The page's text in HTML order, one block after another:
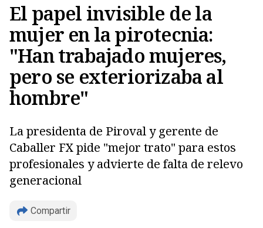
El papel invisible de la
mujer en la pirotecnia:
"Han trabajado mujeres,
pero se exteriorizaba al
hombre"
La presidenta de Piroval y gerente de
Caballer FX pide "mejor trato" para estos
profesionales y advierte de falta de relevo
generacional
Compartir